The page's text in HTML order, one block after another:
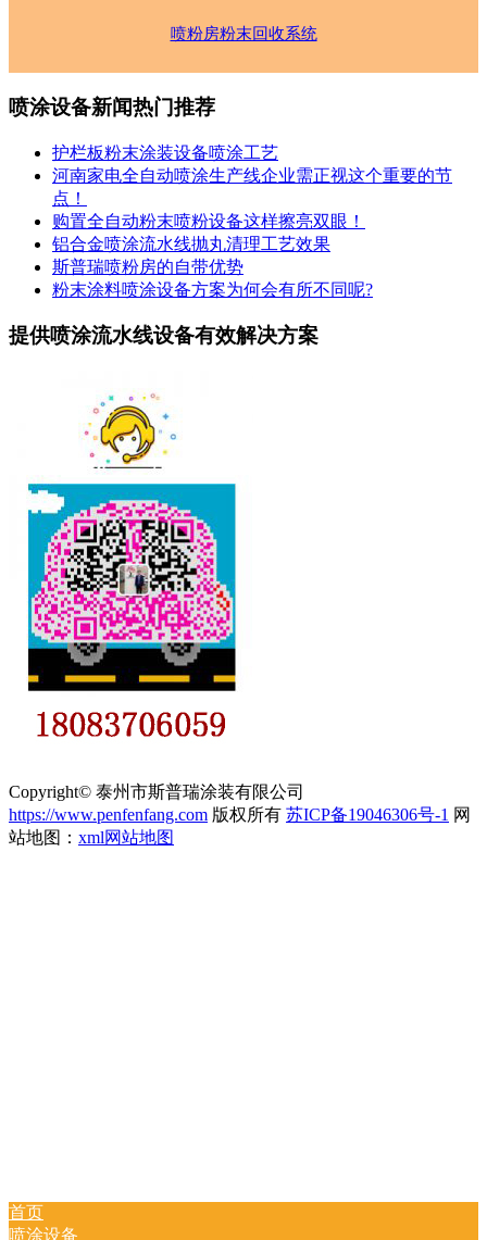
喷粉房粉末回收系统
喷涂设备新闻热门推荐
护栏板粉末涂装设备喷涂工艺
河南家电全自动喷涂生产线企业需正视这个重要的节
点！
购置全自动粉末喷粉设备这样擦亮双眼！
铝合金喷涂流水线抛丸清理工艺效果
斯普瑞喷粉房的自带优势
粉末涂料喷涂设备方案为何会有所不同呢?
提供喷涂流水线设备有效解决方案
Copyright© 泰州市斯普瑞涂装有限公司
https://www.penfenfang.com 版权所有 苏ICP备19046306号-1 网
站地图： xml网站地图
首页
喷涂设备